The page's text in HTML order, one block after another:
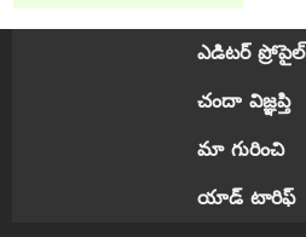
ఎడిటర్ ప్రోపైల్
చందా విజ్ఞప్తి
మా గురించి
యాడ్ టారిఫ్